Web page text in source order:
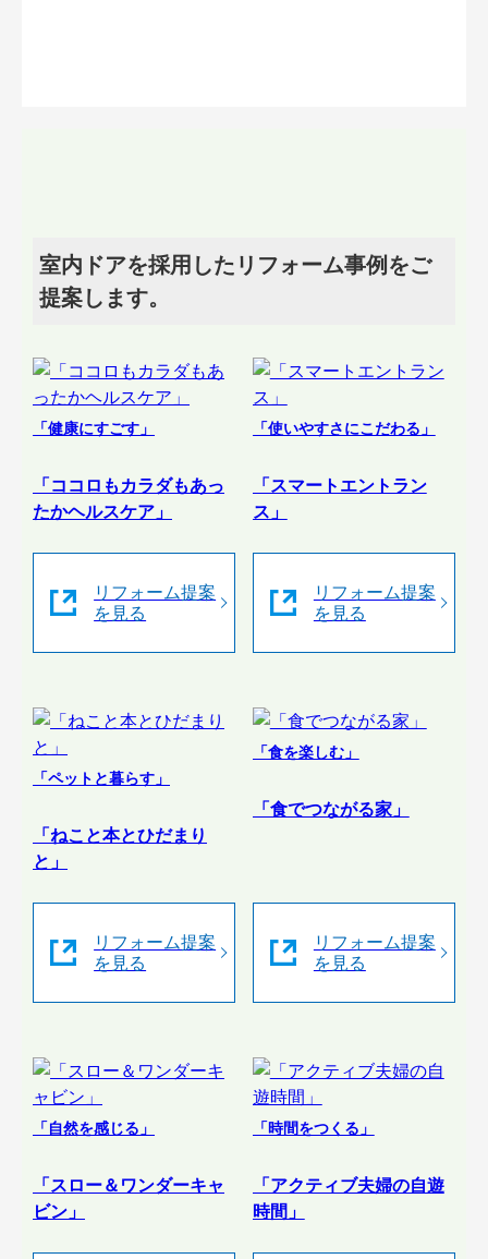
室内ドアを採用したリフォーム事例をご
提案します。
「健康にすごす」
「ココロもカラダもあっ
たかヘルスケア」
リフォーム提案
を見る
「使いやすさにこだわる」
「スマートエントラン
ス」
リフォーム提案
を見る
「ペットと暮らす」
「ねこと本とひだまり
と」
リフォーム提案
を見る
「食を楽しむ」
「食でつながる家」
リフォーム提案
を見る
「自然を感じる」
「スロー＆ワンダーキャ
ビン」
「時間をつくる」
「アクティブ夫婦の自遊
時間」